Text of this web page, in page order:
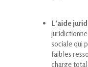
L'aide
sociale qui
faibles
charge